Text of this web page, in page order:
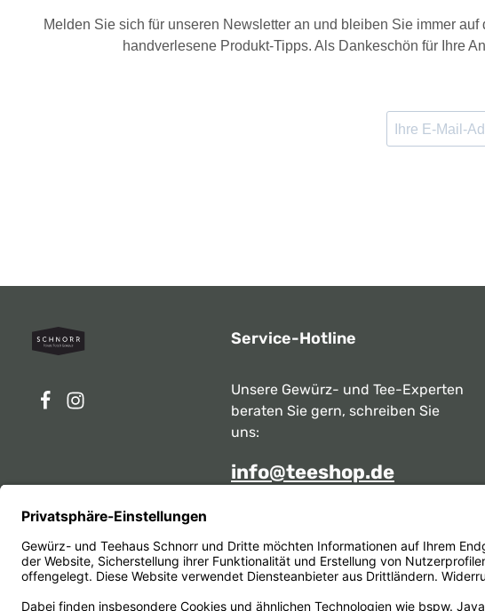
Melden Sie sich für unseren Newsletter an und bleiben Sie immer
handverlesene Produkt-Tipps. Als Dankeschön für Ihre
Service-Hotline
Unsere Gewürz- und Tee-Experten
beraten Sie gern, schreiben Sie
uns:
info@teeshop.de
Mo - Sa zwischen 10:00 - 17:00 Uhr
unter: